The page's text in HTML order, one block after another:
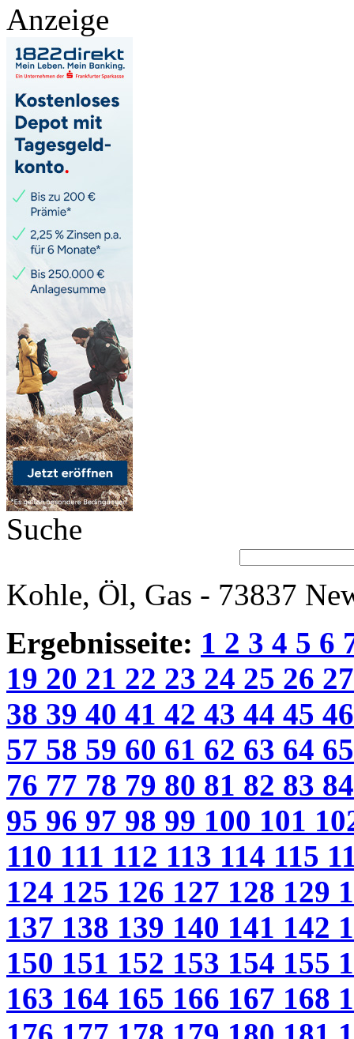
Anzeige
Suche
Kohle, Öl, Gas - 73837
Ergebnisseite: 1 2 3 4 5 6
19 20 21 22 23 24 25 26
38 39 40 41 42 43 44 45
57 58 59 60 61 62 63 64
76 77 78 79 80 81 82 83
95 96 97 98 99 100 101
110 111 112 113 114 115
124 125 126 127 128 129
137 138 139 140 141 142
150 151 152 153 154 155
163 164 165 166 167 168